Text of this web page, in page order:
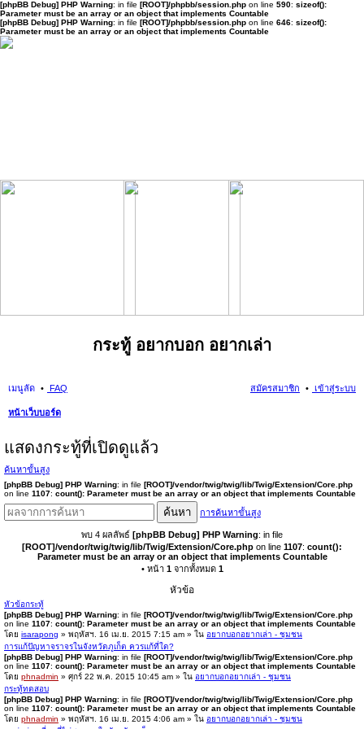
[phpBB Debug] PHP Warning: in file [ROOT]/phpbb/session.php on line 590: sizeof():
Parameter must be an array or an object that implements Countable
[phpBB Debug] PHP Warning: in file [ROOT]/phpbb/session.php on line 646: sizeof():
Parameter must be an array or an object that implements Countable
กระทู้ อยากบอก อยากเล่า
เมนูลัด FAQ เข้าสู่ระบบ
สมัครสมาชิก
หน้าเว็บบอร์ด
แสดงกระทู้ที่เปิดดูแล้ว
ค้นหาขั้นสูง
[phpBB Debug] PHP Warning: in file [ROOT]/vendor/twig/twig/lib/Twig/Extension/Core.php
on line 1107: count(): Parameter must be an array or an object that implements Countable
ค้นหา การค้นหาขั้นสูง
พบ 4 ผลลัพธ์ [phpBB Debug] PHP Warning: in file
[ROOT]/vendor/twig/twig/lib/Twig/Extension/Core.php on line 1107: count():
Parameter must be an array or an object that implements Countable
• หน้า 1จากทั้งหมด 1
หัวข้อ
หัวข้อกระทู้
[phpBB Debug] PHP Warning: in file [ROOT]/vendor/twig/twig/lib/Twig/Extension/Core.php
on line 1107: count(): Parameter must be an array or an object that implements Countable
โดย isarapong » พฤหัสฯ. 16 เม.ย. 2015 7:15 am » ใน อยากบอกอยากเล่า - ชุมชน
การแก้ปัญหาจราจรในจังหวัดภูเก็ต ควรแก้ที่ใด?
[phpBB Debug] PHP Warning: in file [ROOT]/vendor/twig/twig/lib/Twig/Extension/Core.php
on line 1107: count(): Parameter must be an array or an object that implements Countable
โดย phnadmin » ศุกร์ 22 พ.ค. 2015 10:45 am » ใน อยากบอกอยากเล่า - ชุมชน
กระทู้ทดสอบ
[phpBB Debug] PHP Warning: in file [ROOT]/vendor/twig/twig/lib/Twig/Extension/Core.php
on line 1107: count(): Parameter must be an array or an object that implements Countable
โดย phnadmin » พฤหัสฯ. 16 เม.ย. 2015 4:06 am » ใน อยากบอกอยากเล่า - ชุมชน